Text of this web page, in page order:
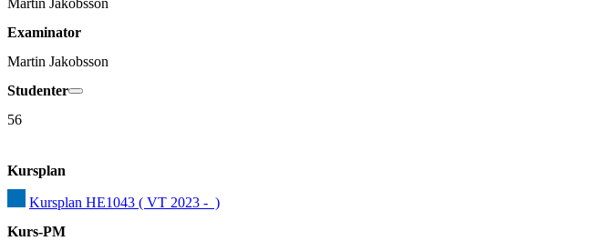
Martin Jakobsson
Examinator
Martin Jakobsson
Studenter
56
Kursplan
Kursplan HE1043 ( VT 2023 -  )
Kurs-PM